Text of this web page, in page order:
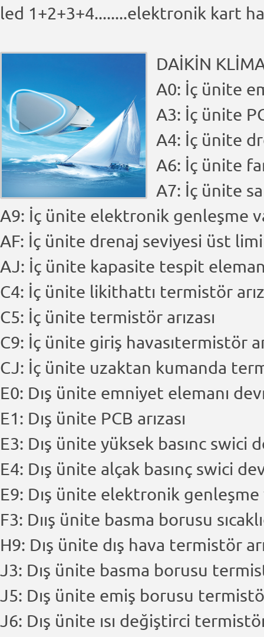
led 1+2+3+4........elektronik kart
DAİKİN
A0: İç ünite
A3: İç ünite
A4: İç ünite
A6: İç ünite
A7: İç ünite
A9: İç ünite elektronik genleşme
AF: İç ünite drenaj seviyesi üst
AJ: İç ünite kapasite tespit
C4: İç ünite likithattı termistör
C5: İç ünite termistör arızası
C9: İç ünite giriş havasıtermistör
CJ: İç ünite uzaktan kumanda
E0: Dış ünite emniyet elemanı
E1: Dış ünite PCB arızası
E3: Dış ünite yüksek basınc swici
E4: Dış ünite alçak basınç swici
E9: Dış ünite elektronik genleşme
F3: Dıış ünite basma borusu
H9: Dış ünite dış hava termistör
J3: Dış ünite basma borusu
J5: Dış ünite emiş borusu
J6: Dış ünite ısı değiştirci